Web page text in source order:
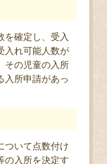
確定し、受入
入れ可能人数が
その児童の入所
入所申請があっ
ついて点数付け
の入所を決定す